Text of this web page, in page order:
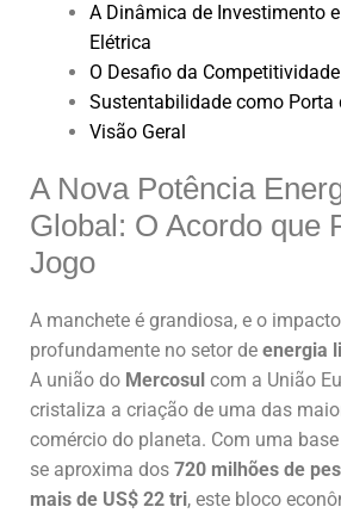
A Dinâmica de Investimento
Elétrica
O Desafio da
Sustentabilidade como Porta
Visão Geral
A Nova Potência
Global: O Acordo que
Jogo
A manchete é grandiosa, e o
profundamente no setor de energia
A união do Mercosul com a União
cristaliza a criação de uma das
comércio do planeta. Com uma
se aproxima dos 720 milhões de
mais de US$ 22 tri, este bloco